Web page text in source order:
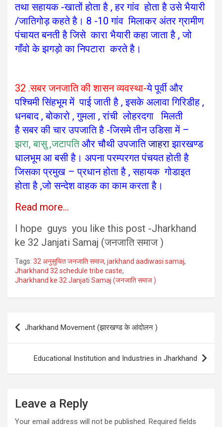
तथा सहायक -खातों होता है , हर गांव होता है उसे भैयारी
/जातिगोड़ कहते है। 8 -10 गांव मिलाकर अंतर ग्रामीण
पंचायत बनती है जिसे कारा भैयारी कहा जाता है , जो
गाँवो के झगड़ो का निपटारा करते है।
32 .सबर जनजाति की शासन व्यवस्था-ये पूर्वी और
पश्चिमी सिंहभूम में पाई जाती है , इसके अलावा गिरिडीह ,
धनबाद , बोकारो , गुमला , रांची लोहरदगा मिलती
हैसबर की चार उपजाति है -जिसमे तीन उडिसा में –
झरा, बासु ,जटापतिऔर चौथी उपजातिजाहराझारखण्ड
धालभूम आ बसी है। अपना परम्परगत पंचयत होती है
जिसका प्रमुख – प्रधान होता है , सहायक गोडाइत
होता है ,जो सन्देश वाहक का काम करता है।
Read more…
I hope guys you like this post -Jharkhand
ke 32 Janjati Samaj (जनजाति समाज )
Tags: 32 अनुसुचित जनजाति समाज, jarkhand aadiwasi samaj,
Jharkhand 32 schedule tribe caste,
Jharkhand ke 32 Janjati Samaj (जनजाति समाज )
Post
navigation
Jharkhand Movement (झारखण्ड के आंदोलन )
Educational Institution and Industries in Jharkhand
Leave a Reply
Your email address will not be published. Required fields